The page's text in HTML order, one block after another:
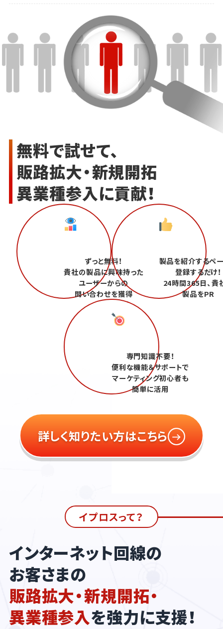
無料で試せて、
販路拡大・新規開拓
異業種参入に貢献！
ずっと無料！
貴社の製品に興味持った
ユーザーからの
問い合わせを獲得
製品を紹介するペ
登録するだけ！
24時間365日、貴
製品をPR
専門知識不要！
便利な機能＆サポートで
マーケティング初心者も
簡単に活用
詳しく知りたい方はこちら
イプロスって？
インターネット回線の
お客さまの
販路拡大・新規開拓・
異業種参入を強力に支援！